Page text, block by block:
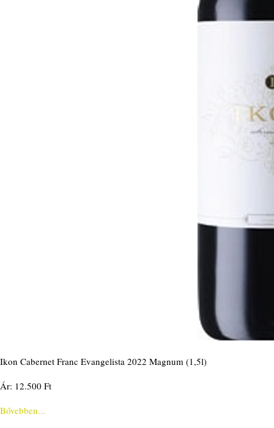
Ikon Cabernet Franc Evangelista 2022 Magnum (1,5l)
Ár: 12.500 Ft
Bővebben...